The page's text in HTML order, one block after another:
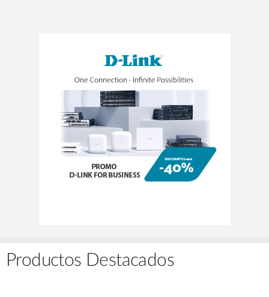
Productos Destacados